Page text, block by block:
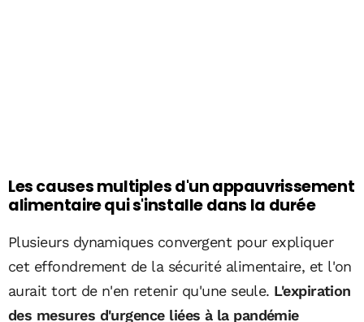
Les causes multiples d'un appauvrissement
alimentaire qui s'installe dans la durée
Plusieurs dynamiques convergent pour expliquer
cet effondrement de la sécurité alimentaire, et l'on
aurait tort de n'en retenir qu'une seule. L'expiration
des mesures d'urgence liées à la pandémie